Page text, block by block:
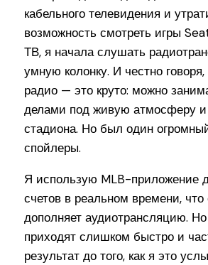
кабельного телевидения и
возможность смотреть игры
ТВ, я начала слушать
умную колонку. И честно
радио — это круто: можно
делами под живую атмосферу и
стадиона. Но был один
спойлеры.
Я использую MLB-приложение
счетов в реальном времени, что
дополняет аудиотрансляцию.
приходят слишком быстро и
результат до того, как я это